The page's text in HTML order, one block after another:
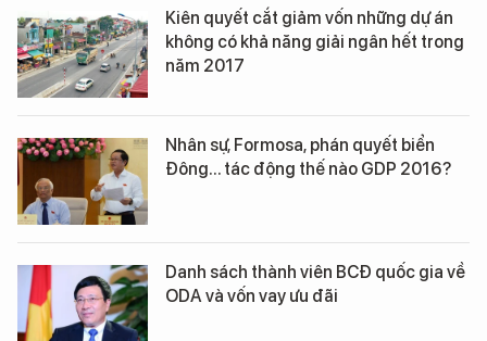
Kiên quyết cắt giảm vốn những dự án
không có khả năng giải ngân hết trong
năm 2017
Nhân sự, Formosa, phán quyết biển
Đông... tác động thế nào GDP 2016?
Danh sách thành viên BCĐ quốc gia về
ODA và vốn vay ưu đãi